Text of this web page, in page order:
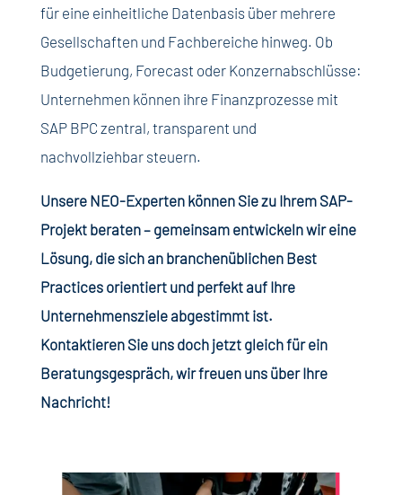
für eine einheitliche Datenbasis über mehrere
Gesellschaften und Fachbereiche hinweg. Ob
Budgetierung, Forecast oder Konzernabschlüsse:
Unternehmen können ihre Finanzprozesse mit
SAP BPC zentral, transparent und
nachvollziehbar steuern.
Unsere NEO-Experten können Sie zu Ihrem SAP-
Projekt beraten – gemeinsam entwickeln wir eine
Lösung, die sich an branchenüblichen Best
Practices orientiert und perfekt auf Ihre
Unternehmensziele abgestimmt ist.
Kontaktieren Sie uns doch jetzt gleich für ein
Beratungsgespräch, wir freuen uns über Ihre
Nachricht!